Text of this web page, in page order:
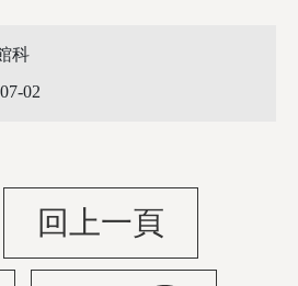
科
02
回上一頁